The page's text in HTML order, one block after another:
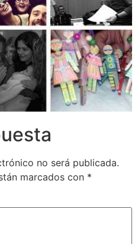
no será publicada.
marcados con *